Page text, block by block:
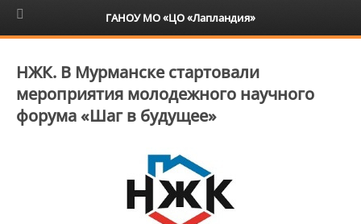
6+
НЖК. В Мурманске стартовали
мероприятия молодежного научного
форума «Шаг в будущее»
ГАНОУ МО «ЦО «Лапландия»